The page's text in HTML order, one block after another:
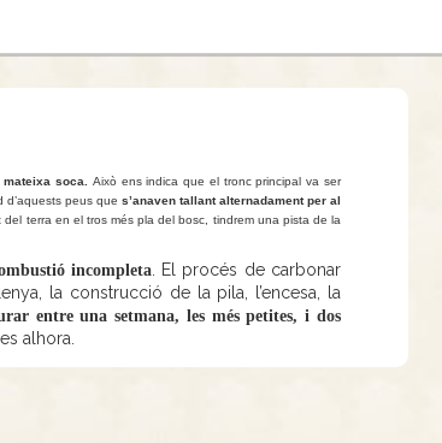
soca.
Això ens indica que el tronc principal va ser
d’aquests peus que s’anaven tallantalternadament per al
terra en el tros més pla del bosc, tindrem una pista de la
incompleta. El procés de carbonar
la construcció de la pila, l’encesa, la
entre una setmana, les més petites, i dos
alhora.